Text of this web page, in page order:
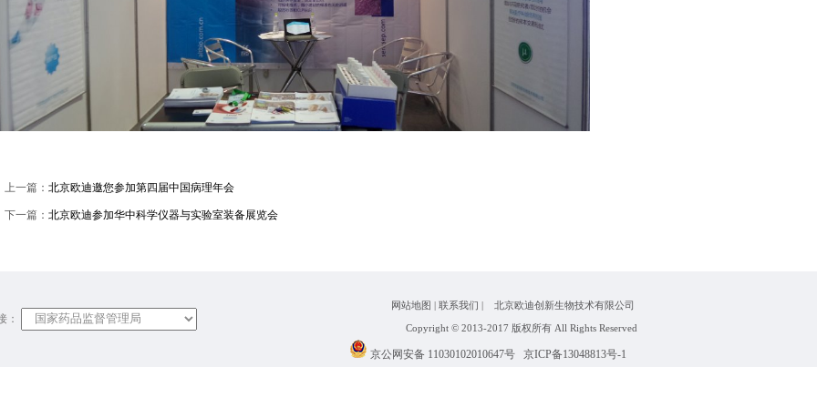
上一篇： 北京欧迪邀您参加第四届中国病理年会
下一篇： 北京欧迪参加华中科学仪器与实验室装备展览会
：
网站地图 | 联系我们 | 北京欧迪创新生物技术有限公司
Copyright © 2013-2017 版权所有 All Rights Reserved
京公网安备 11030102010647号 京ICP备13048813号-1